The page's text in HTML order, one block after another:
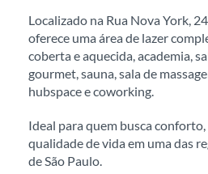
Localizado na Rua Nova York,
oferece uma área de lazer
coberta e aquecida, academia,
gourmet, sauna, sala de
hubspace e coworking.
Ideal para quem busca
qualidade de vida em uma das
de São Paulo.